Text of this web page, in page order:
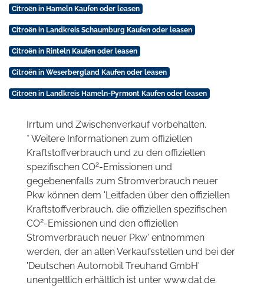
Citroën in Hameln Kaufen oder leasen
Citroën in Landkreis Schaumburg Kaufen oder leasen
Citroën in Rinteln Kaufen oder leasen
Citroën in Weserbergland Kaufen oder leasen
Citroën in Landkreis Hameln-Pyrmont Kaufen oder leasen
Irrtum und Zwischenverkauf vorbehalten.
* Weitere Informationen zum offiziellen
Kraftstoffverbrauch und zu den offiziellen
spezifischen CO2-Emissionen und
gegebenenfalls zum Stromverbrauch neuer
Pkw können dem 'Leitfaden über den offiziellen
Kraftstoffverbrauch, die offiziellen spezifischen
CO2-Emissionen und den offiziellen
Stromverbrauch neuer Pkw' entnommen
werden, der an allen Verkaufsstellen und bei der
'Deutschen Automobil Treuhand GmbH'
unentgeltlich erhältlich ist unter www.dat.de.